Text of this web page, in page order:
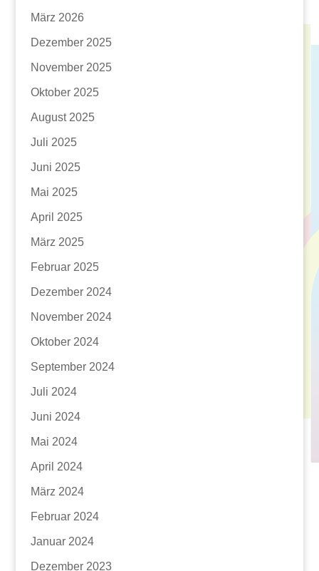
März 2026
Dezember 2025
November 2025
Oktober 2025
August 2025
Juli 2025
Juni 2025
Mai 2025
April 2025
März 2025
Februar 2025
Dezember 2024
November 2024
Oktober 2024
September 2024
Juli 2024
Juni 2024
Mai 2024
April 2024
März 2024
Februar 2024
Januar 2024
Dezember 2023